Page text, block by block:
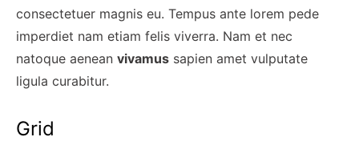
consectetuer magnis eu. Tempus ante lorem pede
imperdiet nam etiam felis viverra. Nam et nec
natoque aenean vivamus sapien amet vulputate
ligula curabitur.
Grid